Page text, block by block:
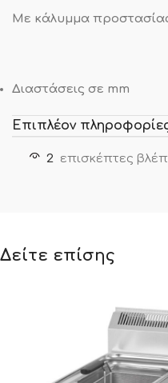
Με κάλυμμα
Διαστάσεις σε mm
Επιπλέον
2 επισκέπτες
Δείτε επίσης